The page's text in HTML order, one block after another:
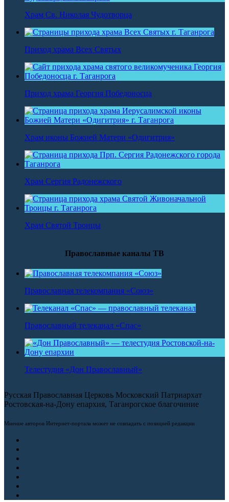
Храм Св. Николая Чудотворца
Приход храма Всех Святых
Приход храма Георгия Победоносца
Храм иконы Божией Матери «Одигитрия»
Храм Сергия Радонежского
Храм Святой Троицы
Православные каналы ТВ
Православная телекомпания «Союз»
Православный телеканал «Спас»
Телестудия «Дон Православный»
Русская Православная Церковь Московский Патриархат
Ростовская-на-Дону епархия, Таганрогское благочиние
Мнение авторов Интернет-портала может не совпадать с позицией редакции